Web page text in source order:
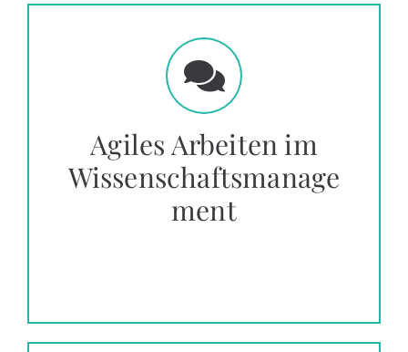
Agiles Arbeiten im
Wissenschaftsmanage
ment